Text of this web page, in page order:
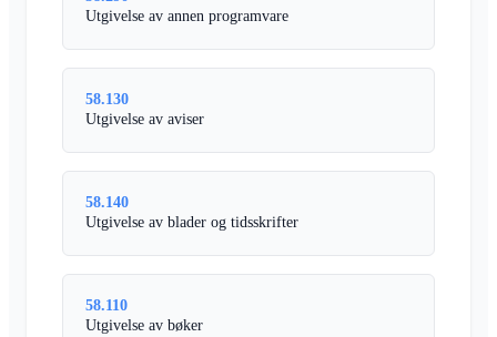
Utgivelse av annen programvare
58.130
Utgivelse av aviser
58.140
Utgivelse av blader og tidsskrifter
58.110
Utgivelse av bøker